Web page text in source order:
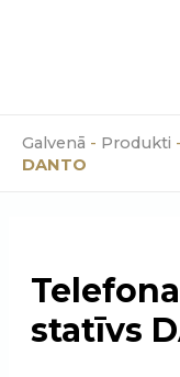
Galvenā - Produkti -
DANTO
statīvs